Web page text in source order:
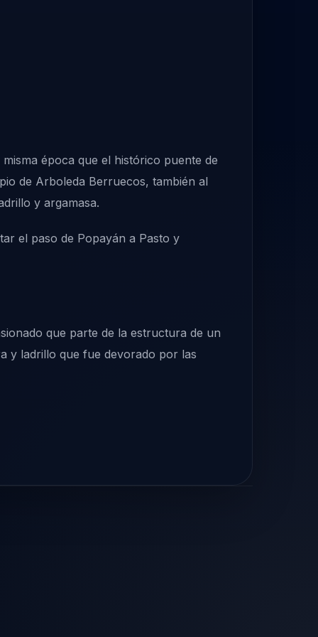
época que el histórico puente de
de Arboleda Berruecos, también al
y argamasa.
el paso de Popayán a Pasto y
que parte de la estructura de un
y ladrillo que fue devorado por las